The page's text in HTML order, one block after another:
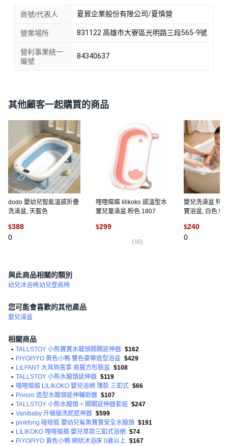
商號/代表人 夏貿企業股份有限公司/夏慎營
營業場所 831122 高雄市大寮區光明路三段565-9號
營利事業統一
編號
84340637
其他顧客一起購買的商品
dodo 嬰幼兒智能溫感折疊
洗澡盆, 天藍色
$388
0
哩哩摳摳 lilikoko 感溫型水
塞兒童澡盆 粉色 1807
$299
(16)
嬰兒洗澡盆 特
寶浴盆, 白色:中
兒短暫用
$240
0
與此商品相關的類別
幼兒沐浴椅幼兒登高椅
您可能會喜歡的其他產品
嬰兒澡盆
相關商品
• TALLSTOY 小熊寶寶水龍頭開關延伸器 $162
• PiYOPiYO 黃色小鴨 雙色豪華造型浴盆 $429
• LiLFANT 大耳狗喜拿 易握方形臉盆 $108
• TALLSTOY 小熊水龍頭延伸器 $119
• 哩哩摳摳 LILIKOKO 嬰兒浴網 薄款 三釦式 $66
• Pororo 造型水龍頭延伸輔助器 $107
• TALLSTOY 小熊水龍頭 + 開關延伸器套組
$247
• Vanibaby 升級版洗屁屁神器 $599
• pinkfong 碰碰狐 嬰幼兒鯊魚寶寶安全水龍頭 $191
• LILIKOKO 哩哩摳摳 嬰兒厚款三釦式浴網
$74
• PiYOPiYO 黃色小鴨 網狀沐浴床 0歲以上 $167